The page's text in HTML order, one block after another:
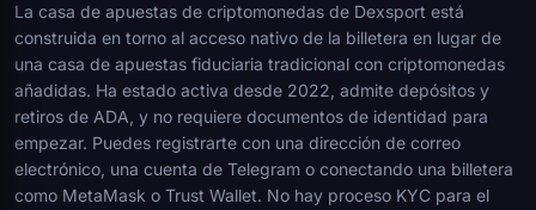
La casa de apuestas de criptomonedas de Dexsport está
construida en torno al acceso nativo de la billetera en lugar de
una casa de apuestas fiduciaria tradicional con criptomonedas
añadidas. Ha estado activa desde 2022, admite depósitos y
retiros de ADA, y no requiere documentos de identidad para
empezar. Puedes registrarte con una dirección de correo
electrónico, una cuenta de Telegram o conectando una billetera
como MetaMask o Trust Wallet. No hay proceso KYC para el